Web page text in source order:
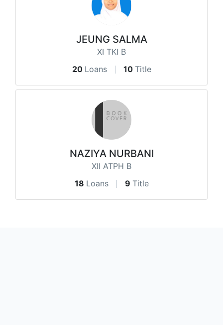
JEUNG SALMA
XI TKI B
20 Loans 10 Title
NAZIYA NURBANI
XII ATPH B
18 Loans 9 Title